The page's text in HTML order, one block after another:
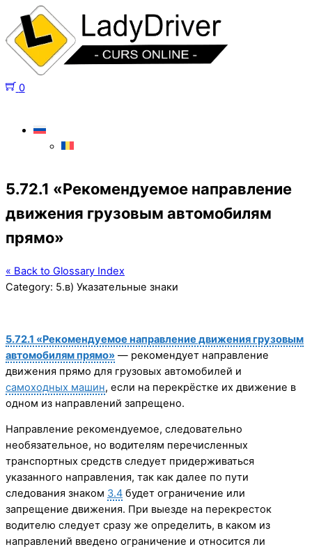
0
5.72.1 «Рекомендуемое направление
движения грузовым автомобилям
прямо»
« Back to Glossary Index
Category: 5.в) Указательные знаки
5.72.1 «Рекомендуемое направление движения грузовым
автомобилям прямо» — рекомендует направление
движения прямо для грузовых автомобилей и
самоходных машин, если на перекрёстке их движение в
одном из направлений запрещено.
Направление рекомендуемое, следовательно
необязательное, но водителям перечисленных
транспортных средств следует придерживаться
указанного направления, так как далее по пути
следования знаком 3.4 будет ограничение или
запрещение движения. При выезде на перекресток
водителю следует сразу же определить, в каком из
направлений введено ограничение и относится ли